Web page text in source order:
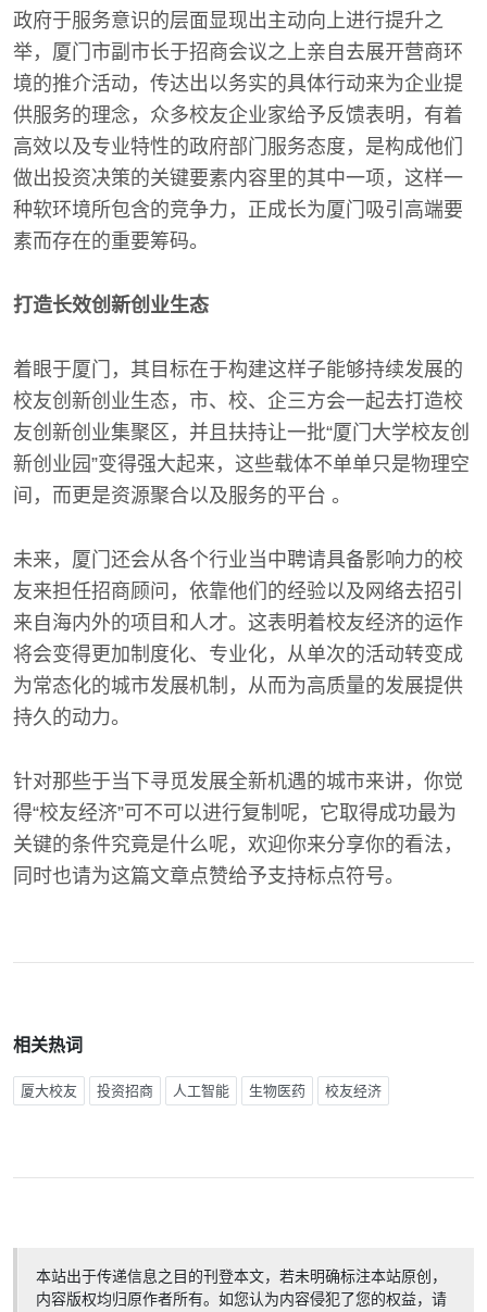
政府于服务意识的层面显现出主动向上进行提升之
举，厦门市副市长于招商会议之上亲自去展开营商环
境的推介活动，传达出以务实的具体行动来为企业提
供服务的理念，众多校友企业家给予反馈表明，有着
高效以及专业特性的政府部门服务态度，是构成他们
做出投资决策的关键要素内容里的其中一项，这样一
种软环境所包含的竞争力，正成长为厦门吸引高端要
素而存在的重要筹码。
打造长效创新创业生态
着眼于厦门，其目标在于构建这样子能够持续发展的
校友创新创业生态，市、校、企三方会一起去打造校
友创新创业集聚区，并且扶持让一批“厦门大学校友创
新创业园”变得强大起来，这些载体不单单只是物理空
间，而更是资源聚合以及服务的平台 。
未来，厦门还会从各个行业当中聘请具备影响力的校
友来担任招商顾问，依靠他们的经验以及网络去招引
来自海内外的项目和人才。这表明着校友经济的运作
将会变得更加制度化、专业化，从单次的活动转变成
为常态化的城市发展机制，从而为高质量的发展提供
持久的动力。
针对那些于当下寻觅发展全新机遇的城市来讲，你觉
得“校友经济”可不可以进行复制呢，它取得成功最为
关键的条件究竟是什么呢，欢迎你来分享你的看法，
同时也请为这篇文章点赞给予支持标点符号。
相关热词
厦大校友 投资招商 人工智能 生物医药 校友经济
本站出于传递信息之目的刊登本文，若未明确标注本站原创，
内容版权均归原作者所有。如您认为内容侵犯了您的权益，请